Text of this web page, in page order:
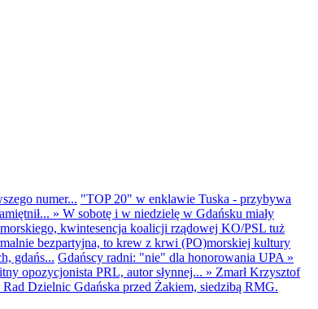
numer... "TOP 20" w enklawie Tuska - przybywa
» W sobotę i w niedzielę w Gdańsku miały
kwintesencja koalicji rządowej KO/PSL tuż
bezpartyjna, to krew z krwi (PO)morskiej kultury
gdańs... Gdańscy radni: "nie" dla honorowania UPA »
opozycjonista PRL, autor słynnej... » Zmarł Krzysztof
Dzielnic Gdańska przed Żakiem, siedzibą RMG.